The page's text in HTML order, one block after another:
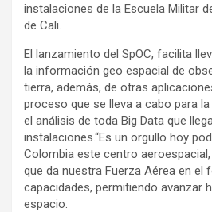
instalaciones de la Escuela Militar
de Cali.
El lanzamiento del SpOC, facilita
la información geo espacial de
tierra, además, de otras
proceso que se lleva a cabo para
el análisis de toda Big Data que
instalaciones.“Es un orgullo hoy
Colombia este centro
que da nuestra Fuerza Aérea en el
capacidades, permitiendo avanzar
espacio.